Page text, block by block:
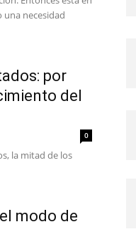
una necesidad
por
del
0
la mitad de los
modo de